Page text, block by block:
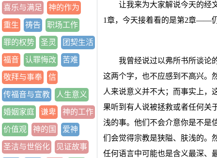
喜乐与满足 神的作为
重生 祷告 职场工作
罪的权势 圣灵 团契生活
福音 认罪悔改 苦难
敬拜与事奉 信
传福音与宣教 人生意义
婚姻家庭 谦卑 神的工作
价值观 神的国 爱神
圣洁与世俗化 见证故事
让我来为大家解说今天的经
1章，今天接着看的是第2章——
我曾经说过以弗所书所谈论
这两个字，也不应感到不高兴。
人来说意义并不大；而事实上，
果听到有人说被拯救或者任何关
浅的事。他们不会介意你是不是
们会觉得宗教是狭隘、肤浅的。
任何语言中可能也是含义最深、